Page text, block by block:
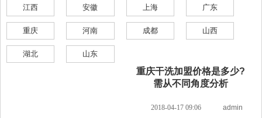
江西 安徽 上海 广东
重庆 河南 成都 山西
湖北 山东
重庆干洗加盟价格是多少?
需从不同角度分析
2018-04-17 09:06 admin